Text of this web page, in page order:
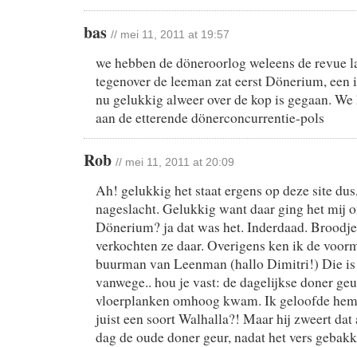
bas // mei 11, 2011 at 19:57
we hebben de döneroorlog weleens de revue
tegenover de leeman zat eerst Dönerium, een
nu gelukkig alweer over de kop is gegaan.
aan de etterende dönerconcurrentie-pols
Rob // mei 11, 2011 at 20:09
Ah! gelukkig het staat ergens op deze site
nageslacht. Gelukkig want daar ging het mij
Dönerium? ja dat was het. Inderdaad.
verkochten ze daar. Overigens ken ik de
buurman van Leenman (hallo Dimitri!) Die is
vanwege.. hou je vast: de dagelijkse doner
vloerplanken omhoog kwam. Ik geloofde
juist een soort Walhalla?! Maar hij zweert dat
dag de oude doner geur, nadat het vers